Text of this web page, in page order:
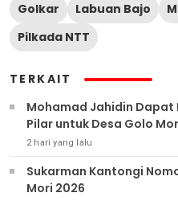
Golkar Labuan Bajo
Pilkada NTT
TERKAIT
Mohamad Jahidin Dapat
Pilar untuk Desa Golo
2 hari yang lalu
Sukarman Kantongi
Mori 2026